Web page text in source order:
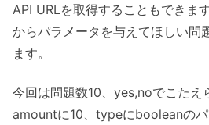
API URLを取得することもできま
からパラメータを与えてほしい問
ます。
今回は問題数10、yes,noでこたえ
amountに10、typeにbooleanのパ